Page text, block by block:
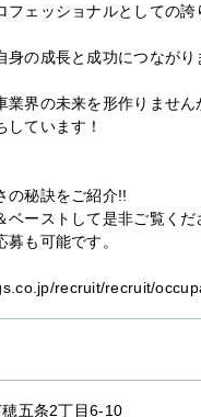
フェッショナルとしての
の成長と成功につながり
業界の未来を形作りません
ています！
の秘訣をご紹介!!
ベーストして是非ご覧くだ
も可能です。
recruit/recruit/
五条2丁目6-10